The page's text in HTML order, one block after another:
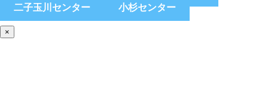
二子玉川センター
小杉センター
×